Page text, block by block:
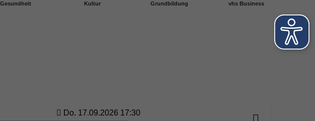
Gesundheit Kultur Grundbildung vhs Business
Do. 17.09.2026 17:30